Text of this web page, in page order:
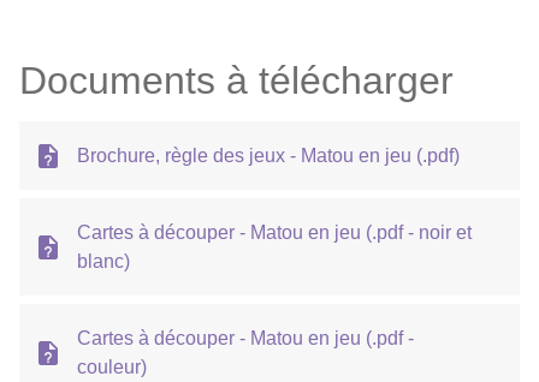
Documents à télécharger
Brochure, règle des jeux - Matou en jeu (.pdf)
Cartes à découper - Matou en jeu (.pdf - noir et
blanc)
Cartes à découper - Matou en jeu (.pdf -
couleur)